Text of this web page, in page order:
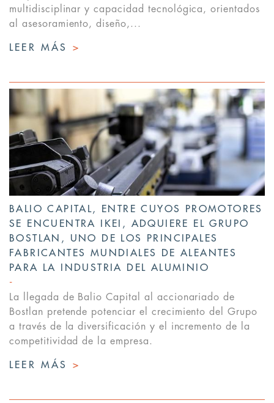
multidisciplinar y capacidad tecnológica, orientados
al asesoramiento, diseño,...
LEER MÁS >
BALIO CAPITAL, ENTRE CUYOS PROMOTORES
SE ENCUENTRA IKEI, ADQUIERE EL GRUPO
BOSTLAN, UNO DE LOS PRINCIPALES
FABRICANTES MUNDIALES DE ALEANTES
PARA LA INDUSTRIA DEL ALUMINIO
La llegada de Balio Capital al accionariado de
Bostlan pretende potenciar el crecimiento del Grupo
a través de la diversificación y el incremento de la
competitividad de la empresa.
LEER MÁS >